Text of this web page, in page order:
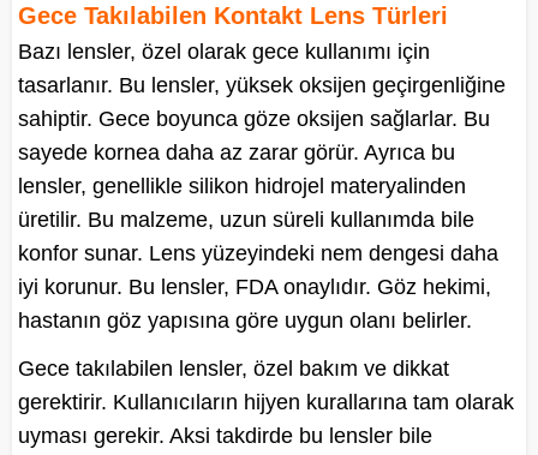
Gece Takılabilen Kontakt Lens Türleri
Bazı lensler, özel olarak gece kullanımı için
tasarlanır. Bu lensler, yüksek oksijen geçirgenliğine
sahiptir. Gece boyunca göze oksijen sağlarlar. Bu
sayede kornea daha az zarar görür. Ayrıca bu
lensler, genellikle silikon hidrojel materyalinden
üretilir. Bu malzeme, uzun süreli kullanımda bile
konfor sunar. Lens yüzeyindeki nem dengesi daha
iyi korunur. Bu lensler, FDA onaylıdır. Göz hekimi,
hastanın göz yapısına göre uygun olanı belirler.
Gece takılabilen lensler, özel bakım ve dikkat
gerektirir. Kullanıcıların hijyen kurallarına tam olarak
uyması gerekir. Aksi takdirde bu lensler bile